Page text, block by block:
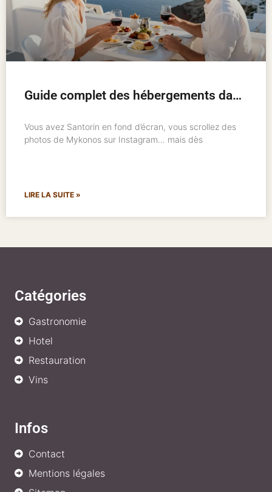
Guide complet des hébergements dans les îles grecques : où loger et comment bien choisir
Vous avez Santorin en fond d’écran, vous scrollez des
photos de Mykonos sur Instagram… mais dès
LIRE LA SUITE »
Catégories
Gastronomie
Hotel
Restauration
Vins
Infos
Contact
Mentions légales